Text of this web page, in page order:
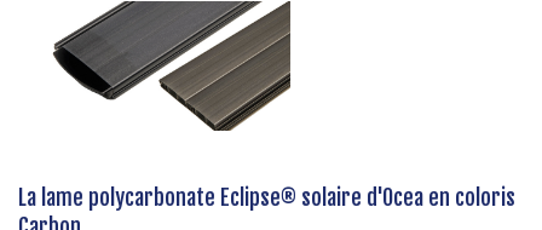
La lame polycarbonate Eclipse® solaire d'Ocea en coloris